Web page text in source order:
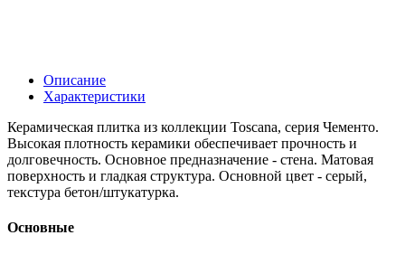
Описание
Характеристики
Керамическая плитка из коллекции Toscana, серия Чементо.
Высокая плотность керамики обеспечивает прочность и
долговечность. Основное предназначение - стена. Матовая
поверхность и гладкая структура. Основной цвет - серый,
текстура бетон/штукатурка.
Основные